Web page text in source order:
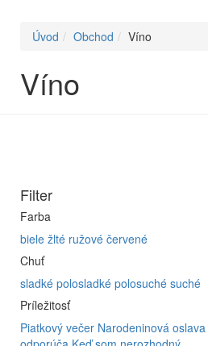
Úvod Obchod Víno
Víno
Filter
Farba
biele žlté ružové červené
Chuť
sladké polosladké polosuché suché
Príležitosť
Piatkový večer Narodeninová oslava